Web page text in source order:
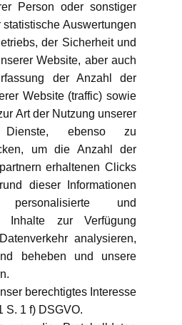
Person oder sonstiger
Auswertungen
der Sicherheit und
Website, aber auch
der Anzahl der
Website (traffic) sowie
Art der Nutzung unserer
ebenso zu
um die Anzahl der
erhaltenen Clicks
dieser Informationen
und
Inhalte zur Verfügung
analysieren,
beheben und unsere
berechtigtes Interesse
S. 1 f) DSGVO.